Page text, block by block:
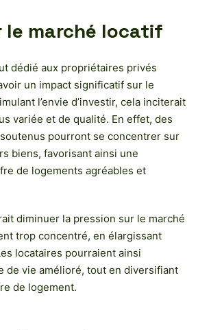
le marché locatif
dédié aux propriétaires privés
un impact significatif sur le
l’envie d’investir, cela inciterait
variée et de qualité. En effet, des
pourront se concentrer sur
biens, favorisant ainsi une
de logements agréables et
diminuer la pression sur le marché
trop concentré, en élargissant
locataires pourraient ainsi
de vie amélioré, tout en diversifiant
de logement.